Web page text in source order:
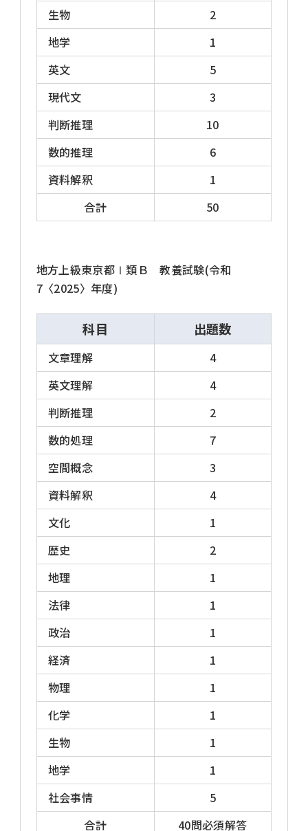
分野である。なお、独自の問題や科目を加えて
出題数・解答数を増やしている自治体もあり
ます。
中部・北陸型
教養試験は、試験時間が150分、出題数50問
で、全問必須解答です。
法律・経済専門タイプ
一般行政系の試験区分・専門選択分野等が
「法律」「経済」のとき、専門試験が該当しま
その他の出題タイプ
上記のいずれにも該当しない出題構成で、かつ
「独自の出題タイプ」のように明らかに単独
の問題が課される試験でない場合は「その他
の出題タイプ」としています。
独自の出題タイプ
東京都1類B(教養試験)、特別区(教養試験、専
門試験)は、出題構成および出題内容とも独自
のものとなっています。その他、独自の出題構
成および出題内容で実施したり、教養試験の代
わりにSPI3などの適性検査を実施する自治
体・試験区分もあります。
各自治体がどの出題タイプに該当するかは「
方上級一般行政系区分 試験概要PDF」をご確
認ください。
生物
2
地学
1
英文
5
現代文
3
判断推理
10
数的推理
6
資料解釈
1
合計
50
地方上級東京都Ⅰ類Ｂ 教養試験(令和
7〈2025〉年度)
科目 出題数
文章理解
4
英文理解
4
判断推理
2
数的処理
7
空間概念
3
資料解釈
4
文化
1
歴史
2
地理
1
法律
1
政治
1
経済
1
物理
1
化学
1
生物
1
地学
1
社会事情
5
合計
40問必須解答